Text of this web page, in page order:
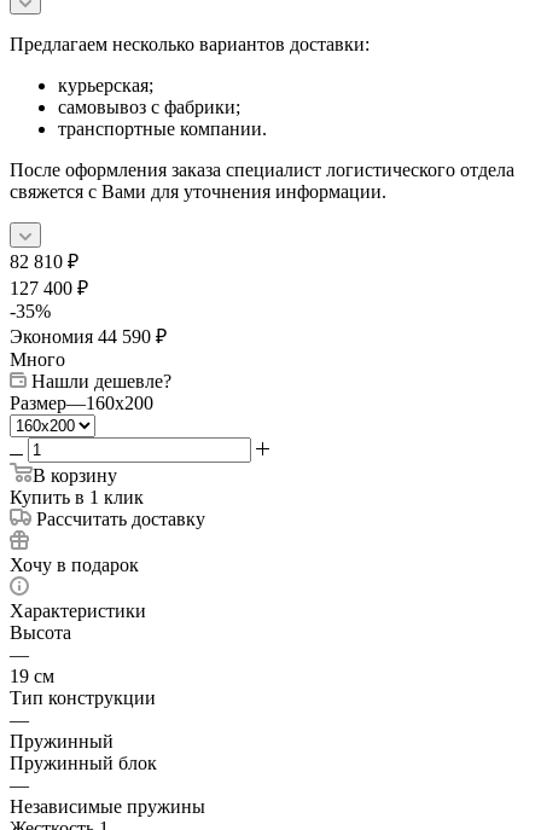
Предлагаем несколько вариантов доставки:
курьерская;
самовывоз с фабрики;
транспортные компании.
После оформления заказа специалист логистического отдела
свяжется с Вами для уточнения информации.
82 810 ₽
127 400 ₽
-35%
Экономия 44 590 ₽
Много
Нашли дешевле?
Размер—160x200
В корзину
Купить в 1 клик
Рассчитать доставку
Хочу в подарок
Характеристики
Высота
—
19 см
Тип конструкции
—
Пружинный
Пружинный блок
—
Независимые пружины